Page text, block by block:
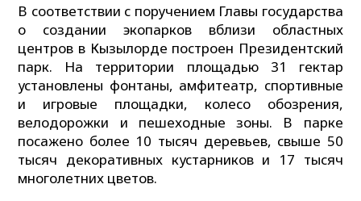
В соответствии с поручением Главы государства
о создании экопарков вблизи областных
центров в Кызылорде построен Президентский
парк. На территории площадью 31 гектар
установлены фонтаны, амфитеатр, спортивные
и игровые площадки, колесо обозрения,
велодорожки и пешеходные зоны. В парке
посажено более 10 тысяч деревьев, свыше 50
тысяч декоративных кустарников и 17 тысяч
многолетних цветов.